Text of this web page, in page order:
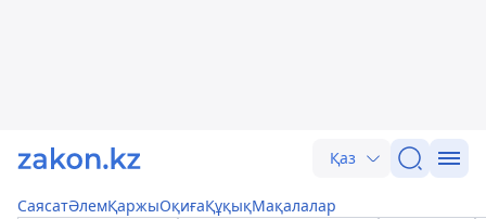
Қаз
СаясатӘлемҚаржыОқиғаҚұқықМақалалар